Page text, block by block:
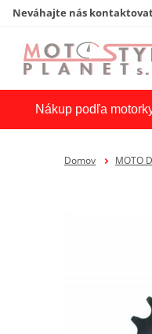
Neváhajte nás
Nákup podľa
Domov MOTO